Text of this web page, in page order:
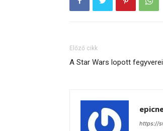
Előző cikk
A Star Wars lopott
https://